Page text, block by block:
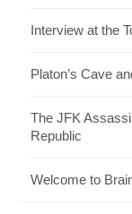
Interview at the
Platon’s Cave
The JFK
Republic
Welcome to